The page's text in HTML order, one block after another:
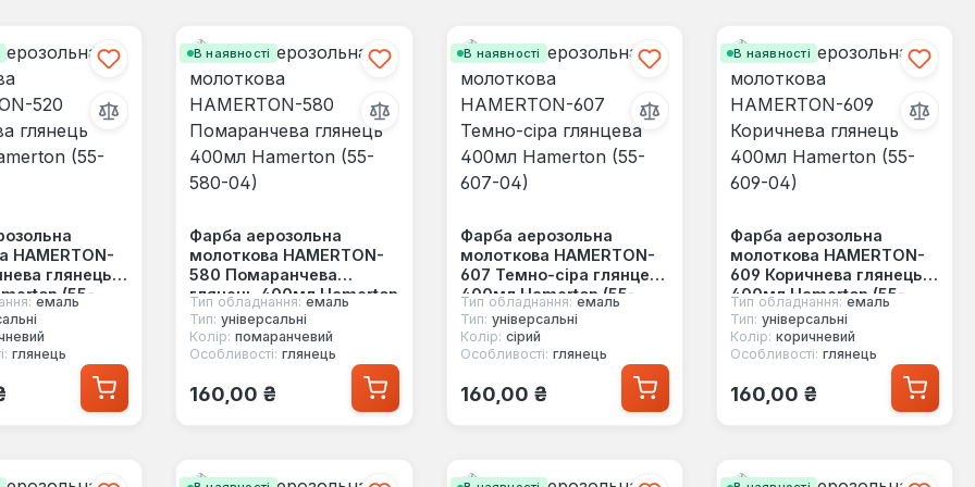
HAMERTON-
глянець
(55-
емаль
глянець
В наявності
Фарба аерозольна
молоткова HAMERTON-
580 Помаранчева
глянець 400мл Hamerton
(55-580-04)
Тип обладнання: емаль
Тип: універсальні
Колір: помаранчевий
Особливості: глянець
Звичайна ціна:
160,00 ₴
В наявності
Фарба аерозольна
молоткова HAMERTON-
607 Темно-сіра глянцева
400мл Hamerton (55-
607-04)
Тип обладнання: емаль
Тип: універсальні
Колір: сірий
Особливості: глянець
Звичайна ціна:
160,00 ₴
В наявності
Фарба аерозольна
молоткова HAMERTON-
609 Коричнева глянець
400мл Hamerton (55-
609-04)
Тип обладнання: емаль
Тип: універсальні
Колір: коричневий
Особливості: глянець
Звичайна ціна:
160,00 ₴